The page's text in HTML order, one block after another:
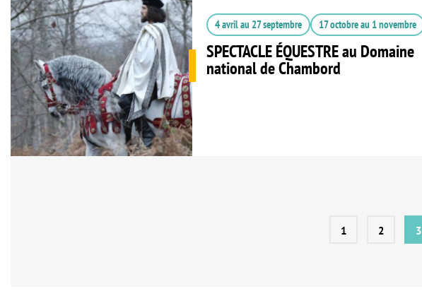
4 avrilau 27 septembre 17 octobreau 1 novembre
SPECTACLE ÉQUESTRE au Domaine
national de Chambord
1 2 3